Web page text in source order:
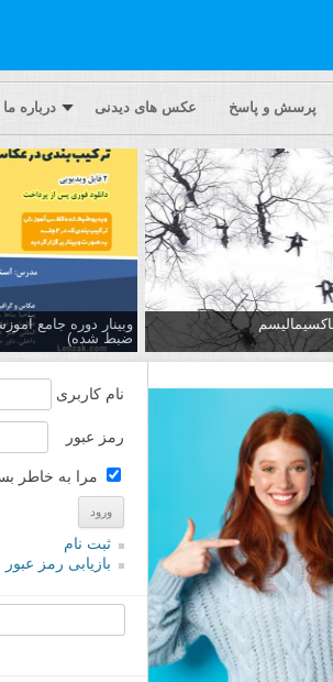
پرسش و پاسخ عکس های دیدنی درباره ما
وبینار دوره جامع
ضبط شده)
نام کاربری
رمز عبور
مرا به خاطر
ثبت نام
بازیابی رمز عبور